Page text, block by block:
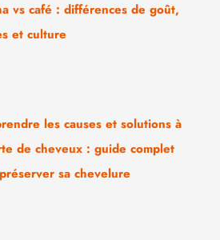
vs café : différences de goût,
et culture
les causes et solutions à
de cheveux : guide complet
sa chevelure